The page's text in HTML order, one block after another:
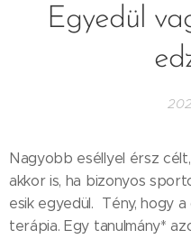
Egyedül
Nagyobb eséllyel érsz
akkor is, ha bizonyos
esik egyedül. Tény, hogy
terápia. Egy tanulmány*